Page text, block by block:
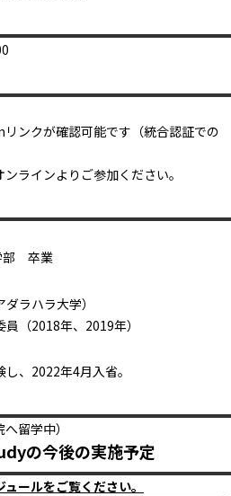
ンクが確認可能です（統合認証での
ラインよりご参加ください。
部 卒業
ラハラ大学）
（2018年、2019年）
、2022年4月入省。
留学中）
の今後の実施予定
ールをご覧ください。